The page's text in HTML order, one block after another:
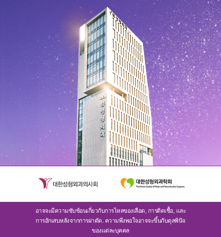
อาจจะมีความซับซ้อนเกี่ยวกับการไหลของเลือด, การติดเชื้อ, และ
การอักเสบหลังจากการผ่าตัด. ความพึงพอใจอาจจะขึ้นกับดุลพินิจ
ของแต่ละบุคคล